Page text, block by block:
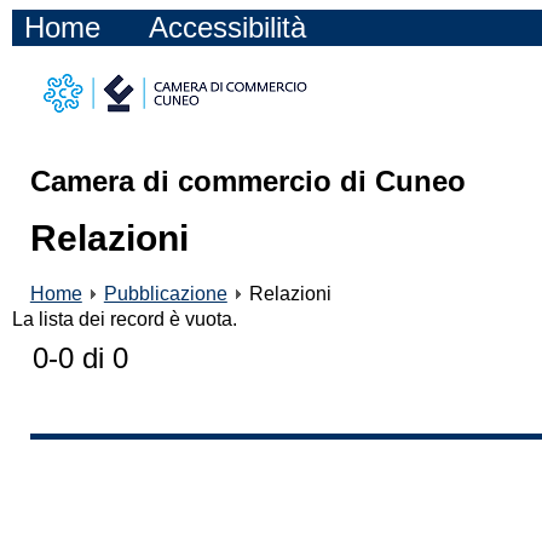
Home Accessibilità
Camera di commercio di Cuneo
Relazioni
Home Pubblicazione
Relazioni
La lista dei record è vuota.
0-0 di 0